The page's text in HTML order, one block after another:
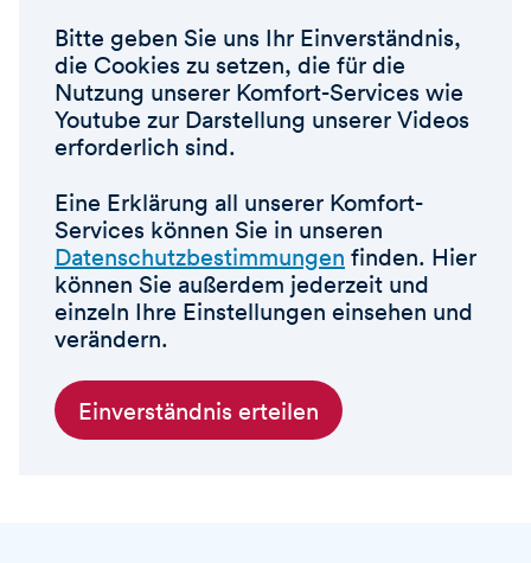
Bitte geben Sie uns Ihr Einverständnis,
die Cookies zu setzen, die für die
Nutzung unserer Komfort-Services wie
Youtube zur Darstellung unserer Videos
erforderlich sind.
Eine Erklärung all unserer Komfort-
Services können Sie in unseren
Datenschutzbestimmungen finden. Hier
können Sie außerdem jederzeit und
einzeln Ihre Einstellungen einsehen und
verändern.
Einverständnis erteilen